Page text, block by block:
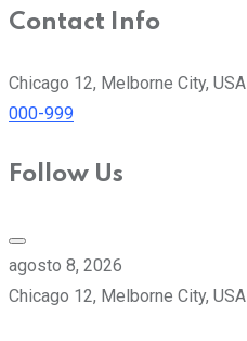
Contact Info
Chicago 12, Melborne City, USA
000-999
Follow Us
agosto 8, 2026
Chicago 12, Melborne City, USA